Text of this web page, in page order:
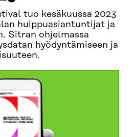
tuo kesäkuussa 2023
huippuasiantuntijat ja
Sitran ohjelmassa
hyödyntämiseen ja